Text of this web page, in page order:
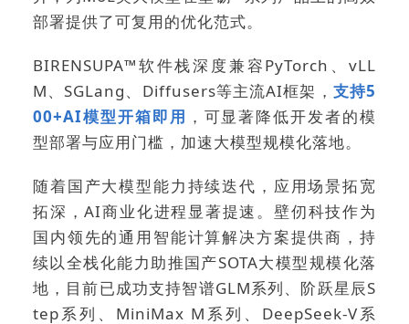
部署提供了可复用的优化范式。
BIRENSUPA™软件栈深度兼容PyTorch、vLL
M、SGLang、Diffusers等主流AI框架， 支持5
00+AI模型开箱即用 ，可显著降低开发者的模
型部署与应用门槛，加速大模型规模化落地。
随着国产大模型能力持续迭代，应用场景拓宽
拓深，AI商业化进程显著提速。壁仞科技作为
国内领先的通用智能计算解决方案提供商，持
续以全栈化能力助推国产SOTA大模型规模化落
地，目前已成功支持智谱GLM系列、阶跃星辰S
tep系列、 MiniMax M系列、DeepSeek-V系